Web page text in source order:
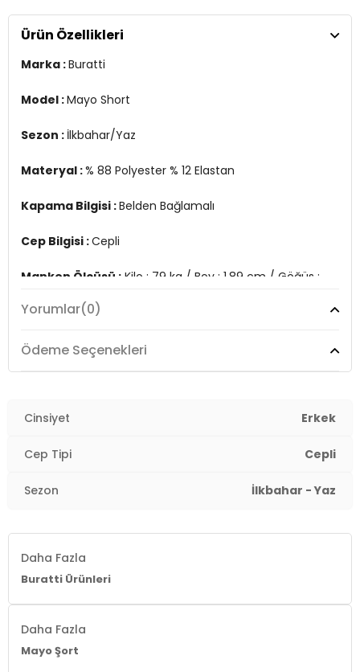
Manken Ölçüsü :Kilo : 79 kg / Boy : 1.89 cm / Göğüs : 103 cm / Bel :
3DY1380M465.69
Ürün Özellikleri
Marka :Buratti
Model :Mayo Short
Sezon : İlkbahar/Yaz
Materyal :% 88 Polyester % 12 Elastan
Kapama Bilgisi :Belden Bağlamalı
Cep Bilgisi :Cepli
Manken Ölçüsü : Kilo : 79 kg / Boy : 1.89 cm / Göğüs :
3DY1380M465.69
Yorumlar(0)
Ödeme Seçenekleri
Cinsiyet Erkek
Cep Tipi Cepli
Sezon İlkbahar - Yaz
Daha Fazla
Buratti Ürünleri
Daha Fazla
Mayo Şort